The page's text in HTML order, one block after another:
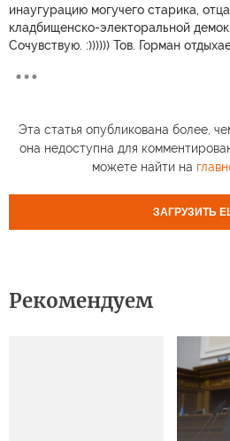
инаугурацию могучего старика,
кладбищенско-электоральной
Сочувствую. :)))))) Тов. Горман
Эта статья опубликована более,
она недоступна для
можете найти на
ЗАГРУЗИТЬ
Рекомендуем